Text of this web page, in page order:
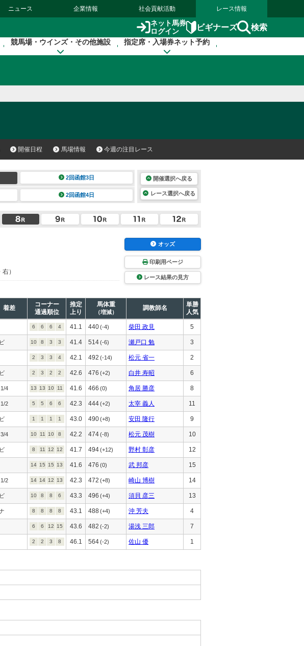
ニュース 企業情報 社会貢献活動 レース情報
ネット馬券
ログイン
ビギナーズ 検索
競馬場・ウインズ・その他施設 指定席・入場券ネット予約
開催日程 馬場情報 今週の注目レース
2回函館3日
2回函館4日
開催選択へ戻る
レース選択へ戻る
）
オッズ
印刷用ページ
レース結果の見方
着差
コーナー
通過順位
推定
上り
馬体重
（増減）
調教師名
単勝
人気
6 6 6 4 41.1 440(-4) 柴田 政見 5
10 8 3 3 41.4 514(-6) 瀬戸口 勉 3
2 3 3 4 42.1 492 (-14) 松元 省一 2
2 3 2 2 42.6 476 (+2) 白井 寿昭 6
1/4 13 13 10 11 41.6 466 (0) 角居 勝彦 8
1/2 5 5 6 6 42.3 444(+2) 太宰 義人 11
1 1 1 1 43.0 490(+8) 安田 隆行 9
3/4 10 11 10 8 42.2 474(-8) 松元 茂樹 10
8 11 12 12 41.7 494(+12) 野村 彰彦 12
14 15 15 13 41.6 476 (0) 武 邦彦 15
1/2 14 14 12 13 42.3 472 (+8) 崎山 博樹 14
10 8 8 6 43.3 496 (+4) 須貝 彦三 13
8 8 8 8 43.1 488(+4) 沖 芳夫 4
6 6 12 15 43.6 482 (-2) 湯浅 三郎 7
2 2 3 8 46.1 564(-2) 佐山 優 1